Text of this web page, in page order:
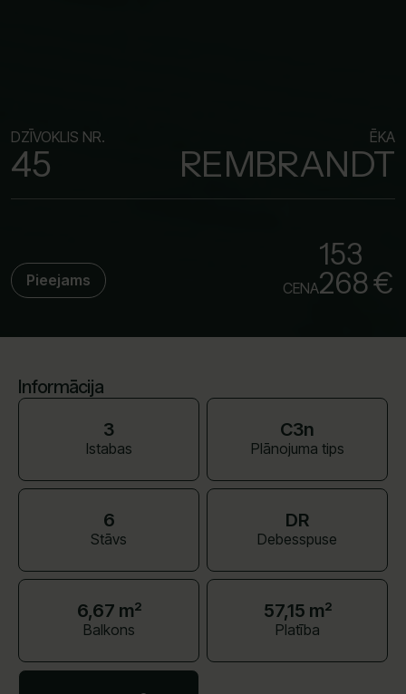
DZĪVOKLIS NR.
45
ĒKA
REMBRANDT
Pieejams CENA
153
268 €
Informācija
3
Istabas
C3n
Plānojuma tips
6
Stāvs
DR
Debesspuse
6,67 m²
Balkons
57,15 m²
Platība